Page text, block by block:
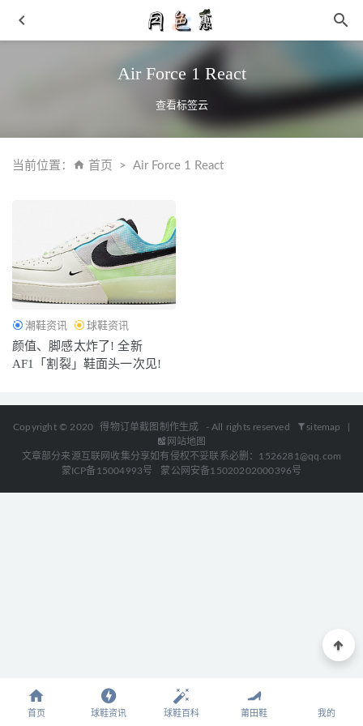
Air Force 1 React
查看标签云
当前位置： 首页 Air Force 1 React
潮鞋资讯 球鞋资讯
颜值、脚感太炸了! 全新
AF1「割裂」鞋面头一次见!
Copyright © 2020 得物订单截图制作生成 - All rights reserved sitemap
网站地图
文章部分来源互联网收集分享如有侵权不妥联系必删：1526281@qq.com
蒙ICP备15004993号
蒙公网安备15020202000396号
Supreme x Emilio Pucci 联名系列发售详情曝光
UGG x Telfar 全新秋冬联名系列第二波单品发布
Snow Peak x Danner JP 全新联名登山鞋款下月初上市
05-19
首页 球鞋资讯 球鞋百科 莆田鞋 我的